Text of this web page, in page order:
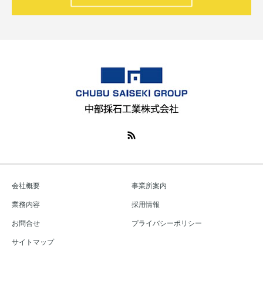
会社概要
事業所案内
業務内容
採用情報
お問合せ
プライバシーポリシー
サイトマップ